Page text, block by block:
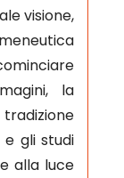
visione,
la
gli studi
alla luce